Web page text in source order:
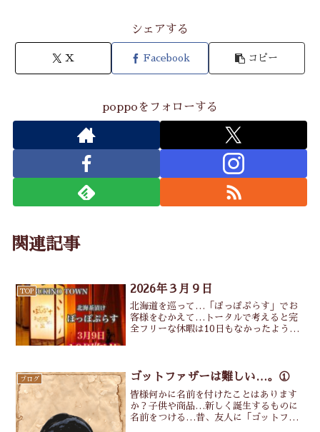
シェアする
X Facebook コピー
poppoをフォローする
関連記事
TOP 2026年３月９日
北海道を巡って…「ぽっぽぷらす」でお
客様をむかえて…トータルで考えると完
全フリーな休暇は10日もなかったよう
きり遊ぶ」本気で遊ぶそしReadMore...
ブログ ゴットファザーは難しい…。①
皆様何かに名前を付けたことはあります
か？子供や商品…新しく誕生するものに
名前をつける…昔、友人に「ゴットファ